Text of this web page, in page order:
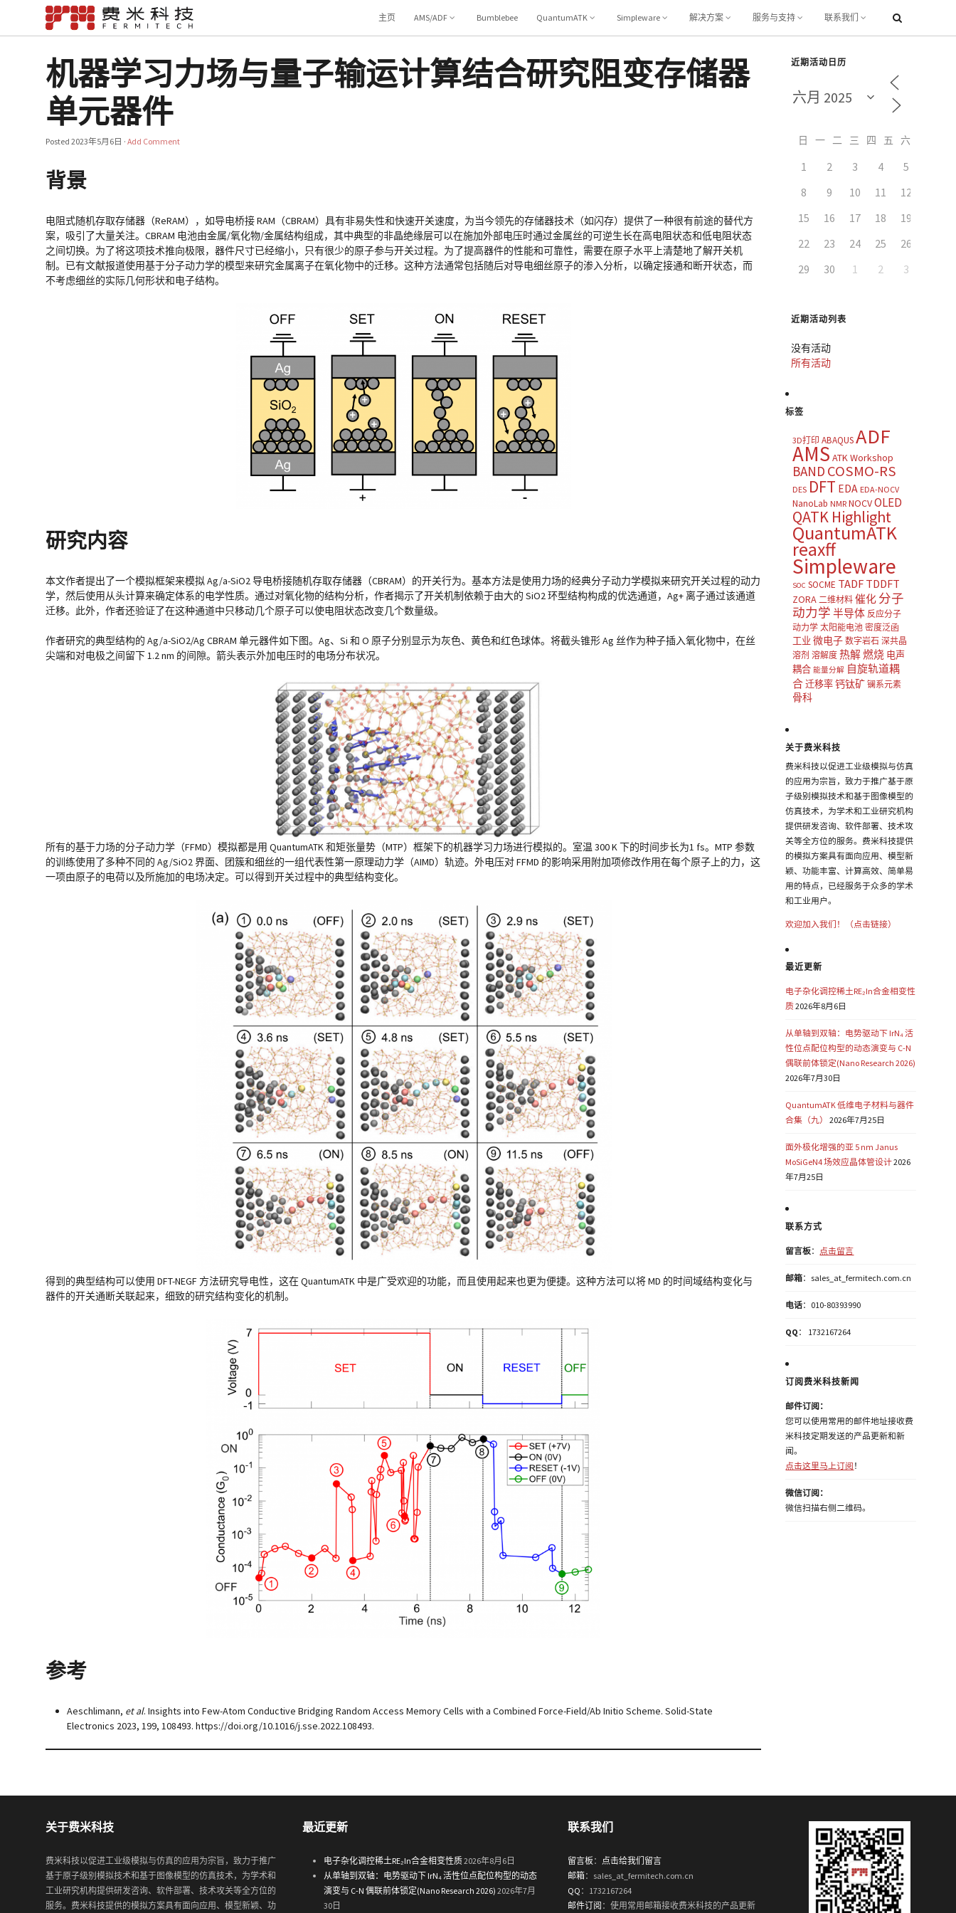
主页 AMS/ADF Bumblebee QuantumATK Simpleware 解决方案 服务与支持 联系我们
机器学习力场与量子输运计算结合研究阻变存储器
单元器件
Posted2023年5月6日 ·Add Comment
背景
电阻式随机存取存储器（ReRAM），如导电桥接 RAM（CBRAM）具有非易失性和快速开关速度，为当今领先的存储器技术（如闪存）提供了一种很有前途的替代方
案，吸引了大量关注。CBRAM 电池由金属/氧化物/金属结构组成，其中典型的非晶绝缘层可以在施加外部电压时通过金属丝的可逆生长在高电阻状态和低电阻状态
之间切换。为了将这项技术推向极限，器件尺寸已经缩小，只有很少的原子参与开关过程。为了提高器件的性能和可靠性，需要在原子水平上清楚地了解开关机
制。已有文献报道使用基于分子动力学的模型来研究金属离子在氧化物中的迁移。这种方法通常包括随后对导电细丝原子的渗入分析，以确定接通和断开状态，而
不考虑细丝的实际几何形状和电子结构。
研究内容
本文作者提出了一个模拟框架来模拟 Ag/a-SiO2 导电桥接随机存取存储器（CBRAM）的开关行为。基本方法是使用力场的经典分子动力学模拟来研究开关过程的动力
学，然后使用从头计算来确定体系的电学性质。通过对氧化物的结构分析，作者揭示了开关机制依赖于由大的 SiO2 环型结构构成的优选通道，Ag+ 离子通过该通道
迁移。此外，作者还验证了在这种通道中只移动几个原子可以使电阻状态改变几个数量级。
作者研究的典型结构的 Ag/a-SiO2/Ag CBRAM 单元器件如下图。Ag、Si 和 O 原子分别显示为灰色、黄色和红色球体。将截头锥形 Ag 丝作为种子插入氧化物中，在丝
尖端和对电极之间留下 1.2 nm 的间隙。箭头表示外加电压时的电场分布状况。
所有的基于力场的分子动力学（FFMD）模拟都是用 QuantumATK 和矩张量势（MTP）框架下的机器学习力场进行模拟的。室温 300 K 下的时间步长为1 fs。MTP 参数
的训练使用了多种不同的 Ag/SiO2 界面、团簇和细丝的一组代表性第一原理动力学（AIMD）轨迹。外电压对 FFMD 的影响采用附加项修改作用在每个原子上的力，这
一项由原子的电荷以及所施加的电场决定。可以得到开关过程中的典型结构变化。
得到的典型结构可以使用 DFT-NEGF 方法研究导电性，这在 QuantumATK 中是广受欢迎的功能，而且使用起来也更为便捷。这种方法可以将 MD 的时间域结构变化与
器件的开关通断关联起来，细致的研究结构变化的机制。
参考
Aeschlimann, et al. Insights into Few-Atom Conductive Bridging Random Access Memory Cells with a Combined Force-Field/Ab Initio Scheme. Solid-State
Electronics 2023, 199, 108493. https://doi.org/10.1016/j.sse.2022.108493.
近期活动日历
日 一 二 三 四 五
1 2 3 4 5
8
9 10 11 12
15
16 17 18 19
22
23 24 25 26
29
30 1 2 3
近期活动列表
没有活动
所有活动
标签
3D打印 ABAQUSADF
AMS ATK Workshop
BAND COSMO-RS
DES DFT EDA EDA-NOCV
NanoLab NMR NOCVOLED
QATK Highlight
QuantumATK
reaxff
Simpleware
SOC SOCME TADF TDDFT
ZORA 二维材料 催化 分子
动力学 半导体 反应分子
动力学 太阳能电池 密度泛函
工业 微电子 数字岩石 深共晶
溶剂 溶解度 热解燃烧 电声
耦合 能量分解 自旋轨道耦
合迁移率钙钛矿 镧系元素
骨科
关于费米科技
费米科技以促进工业级模拟与仿真
的应用为宗旨，致力于推广基于原
子级别模拟技术和基于图像模型的
仿真技术，为学术和工业研究机构
提供研发咨询、软件部署、技术攻
关等全方位的服务。费米科技提供
的模拟方案具有面向应用、模型新
颖、功能丰富、计算高效、简单易
用的特点，已经服务于众多的学术
和工业用户。
欢迎加入我们！（点击链接）
最近更新
电子杂化调控稀土RE₂In合金相变性
质2026年8月6日
从单轴到双轴：电势驱动下 IrN₄ 活
性位点配位构型的动态演变与 C-N
偶联前体锁定(Nano Research 2026)
2026年7月30日
QuantumATK 低维电子材料与器件
合集（九）
2026年7月25日
面外极化增强的亚 5 nm Janus
MoSiGeN4 场效应晶体管设计2026
年7月25日
联系方式
留言板： 点击留言
邮箱：sales_at_fermitech.com.cn
电话：010-80393990
QQ ： 1732167264
订阅费米科技新闻
邮件订阅：
您可以使用常用的邮件地址接收费
米科技定期发送的产品更新和新
闻。
点击这里马上订阅 ！
微信订阅：
微信扫描右侧二维码。
关于费米科技
费米科技以促进工业级模拟与仿真的应用为宗旨，致力于推广
基于原子级别模拟技术和基于图像模型的仿真技术，为学术和
工业研究机构提供研发咨询、软件部署、技术攻关等全方位的
服务。费米科技提供的模拟方案具有面向应用、模型新颖、功
最近更新
电子杂化调控稀土RE₂In合金相变性质2026年8月6日
从单轴到双轴：电势驱动下 IrN₄ 活性位点配位构型的动态
演变与 C-N 偶联前体锁定(Nano Research 2026) 2026年7月
30日
联系我们
留言板 ： 点击给我们留言
邮箱：sales_at_fermitech.com.cn
QQ ：1732167264
邮件订阅 ：使用常用邮箱接收费米科技的产品更新